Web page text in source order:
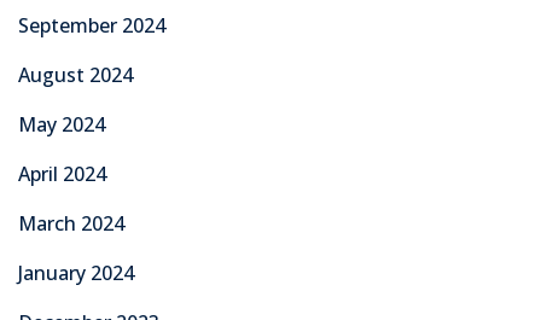
September 2024
August 2024
May 2024
April 2024
March 2024
January 2024